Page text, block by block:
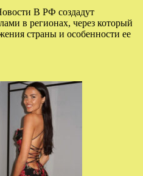
В РФ создадут
в регионах, через который
страны и особенности ее